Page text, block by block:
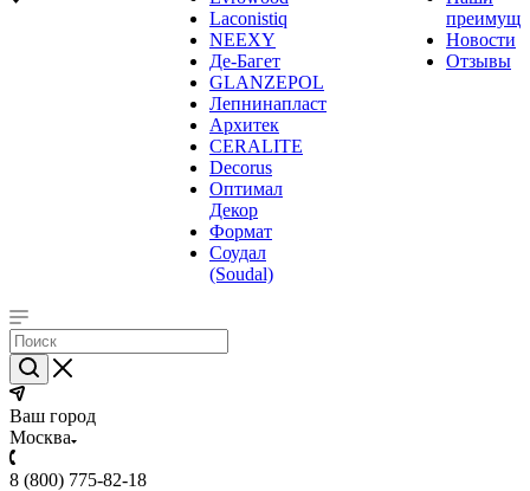
Laconistiq
NEEXY
Де-Багет
GLANZEPOL
Лепнинапласт
Архитек
CERALITE
Decorus
Оптимал
Декор
Формат
Соудал
(Soudal)
Новости
Отзывы
Ваш город
Москва
8 (800) 775-82-18